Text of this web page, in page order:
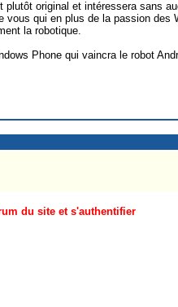
plutôt original et intéressera sans
vous qui en plus de la passion des
la robotique.
Phone qui vaincra le robot
du site et s'authentifier